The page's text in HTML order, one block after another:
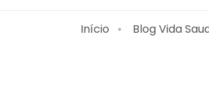
Início Blog Vida